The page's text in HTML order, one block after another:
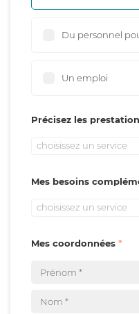
Du personnel
Un emploi
Précisez les
choisissez un service
Mes besoins
choisissez un service
Mes coordonnées